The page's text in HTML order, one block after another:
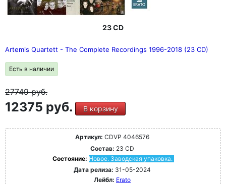
23 CD
Artemis Quartett - The Complete Recordings 1996-2018 (23 CD)
Есть в наличии
27749руб.
12375 руб. В корзину
Артикул: CDVP 4046576
Состав: 23 CD
Состояние: Новое. Заводская упаковка.
Дата релиза: 31-05-2024
Лейбл: Erato